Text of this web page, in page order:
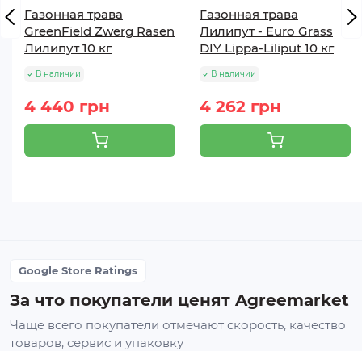
Газонная трава
GreenField Zwerg Rasen
Лилипут 10 кг
В наличии
4 440 грн
Газонная трава
Лилипут - Euro Grass
DIY Lippa-Liliput 10 кг
В наличии
4 262 грн
Google Store Ratings
За что покупатели ценят Agreemarket
Чаще всего покупатели отмечают скорость, качество
товаров, сервис и упаковку